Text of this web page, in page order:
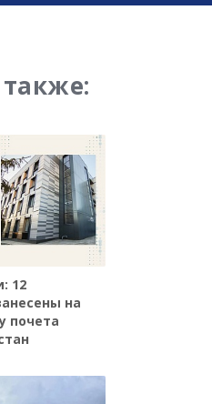
12
на
почета